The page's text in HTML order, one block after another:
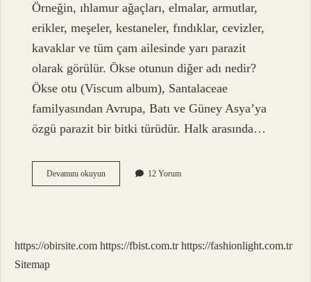
Örneğin, ıhlamur ağaçları, elmalar, armutlar,
erikler, meşeler, kestaneler, fındıklar, cevizler,
kavaklar ve tüm çam ailesinde yarı parazit
olarak görülür. Ökse otunun diğer adı nedir?
Ökse otu (Viscum album), Santalaceae
familyasından Avrupa, Batı ve Güney Asya’ya
özgü parazit bir bitki türüdür. Halk arasında…
Devamını okuyunÖkse
Otu
12 Yorum
https://obirsite.com https://fbist.com.tr https://fashionlight.com.tr
Sitemap